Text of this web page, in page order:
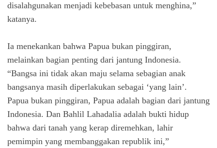
disalahgunakan menjadi kebebasan untuk menghina,”
katanya.
Ia menekankan bahwa Papua bukan pinggiran,
melainkan bagian penting dari jantung Indonesia.
“Bangsa ini tidak akan maju selama sebagian anak
bangsanya masih diperlakukan sebagai ‘yang lain’.
Papua bukan pinggiran, Papua adalah bagian dari jantung
Indonesia. Dan Bahlil Lahadalia adalah bukti hidup
bahwa dari tanah yang kerap diremehkan, lahir
pemimpin yang membanggakan republik ini,”